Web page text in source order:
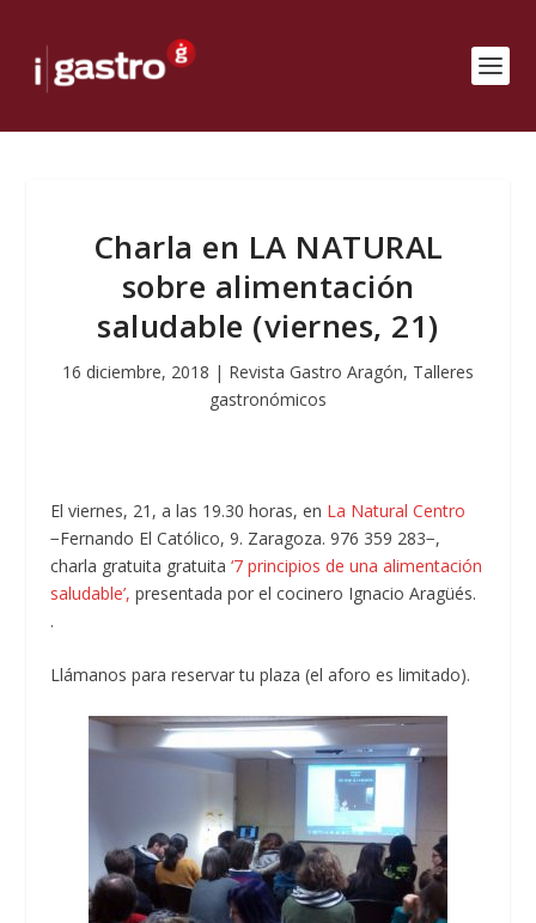
Charla en LA NATURAL
sobre alimentación
saludable (viernes, 21)
16 diciembre, 2018 | Revista Gastro Aragón, Talleres
gastronómicos
El viernes, 21, a las 19.30 horas, en La Natural Centro
−Fernando El Católico, 9. Zaragoza. 976 359 283−,
charla gratuita gratuita ‘7 principios de una alimentación
saludable’, presentada por el cocinero Ignacio Aragüés.
.
Llámanos para reservar tu plaza (el aforo es limitado).